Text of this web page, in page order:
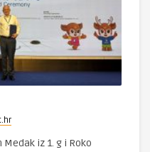
iz 1. g i Roko